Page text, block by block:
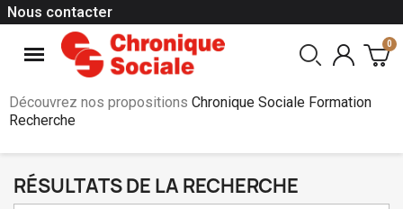
Nous contacter
Découvrez nos propositions Chronique Sociale Formation
Recherche
RÉSULTATS DE LA RECHERCHE